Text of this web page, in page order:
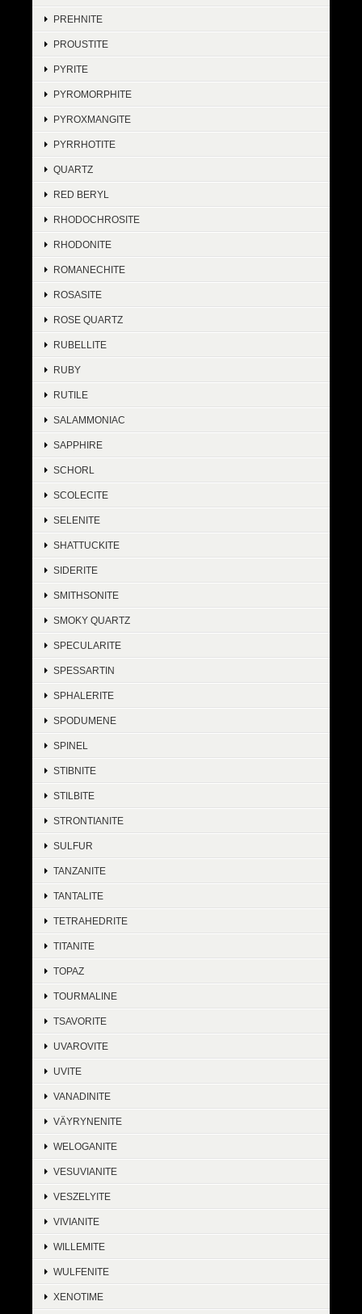
PREHNITE
PROUSTITE
PYRITE
PYROMORPHITE
PYROXMANGITE
PYRRHOTITE
QUARTZ
RED BERYL
RHODOCHROSITE
RHODONITE
ROMANECHITE
ROSASITE
ROSE QUARTZ
RUBELLITE
RUBY
RUTILE
SALAMMONIAC
SAPPHIRE
SCHORL
SCOLECITE
SELENITE
SHATTUCKITE
SIDERITE
SMITHSONITE
SMOKY QUARTZ
SPECULARITE
SPESSARTIN
SPHALERITE
SPODUMENE
SPINEL
STIBNITE
STILBITE
STRONTIANITE
SULFUR
TANZANITE
TANTALITE
TETRAHEDRITE
TITANITE
TOPAZ
TOURMALINE
TSAVORITE
UVAROVITE
UVITE
VANADINITE
VÄYRYNENITE
WELOGANITE
VESUVIANITE
VESZELYITE
VIVIANITE
WILLEMITE
WULFENITE
XENOTIME